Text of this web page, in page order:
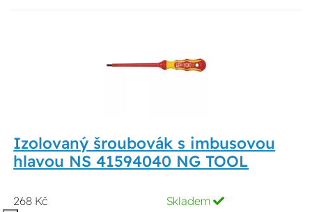
Izolovaný šroubovák s imbusovou
hlavou NS 41594040 NG TOOL
268 Kč
Skladem